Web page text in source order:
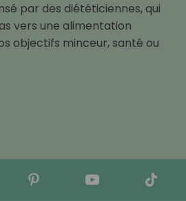
par des diététiciennes, qui
vers une alimentation
objectifs minceur, santé ou